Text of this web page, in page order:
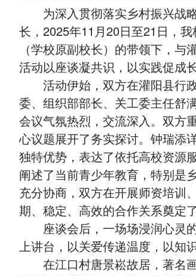
为深入贯彻落实乡村振兴战
长，2025年11月20日至21日，
（学校原副校长）的带领下，
活动以座谈凝共识，以实践促成
活动伊始，双方在灌阳县行
委、组织部部长、关工委主任舒
会议气氛热烈，交流深入。双方
心议题展开了务实探讨。钟瑞添
独特优势，表达了依托高校资源
阐述了当前青少年教育，特别是
充分协商，双方在开展师资培训
期、稳定、高效的合作关系奠定
座谈会后，一场场浸润心灵
上讲台，以关爱传递温度，以知
在江口村唐景崧故居，著名